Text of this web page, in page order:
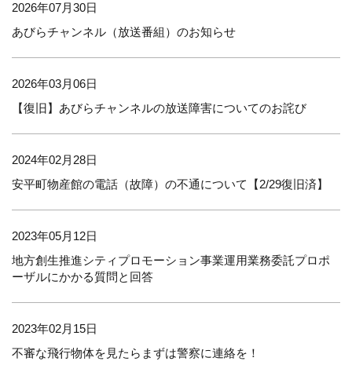
2026年07月30日
あびらチャンネル（放送番組）のお知らせ
2026年03月06日
【復旧】あびらチャンネルの放送障害についてのお詫び
2024年02月28日
安平町物産館の電話（故障）の不通について【2/29復旧済】
2023年05月12日
地方創生推進シティプロモーション事業運用業務委託プロポ
ーザルにかかる質問と回答
2023年02月15日
不審な飛行物体を見たらまずは警察に連絡を！